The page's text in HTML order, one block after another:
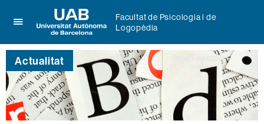
per
desplegar
el
menú
de
Facultat
de
Universitat
Autònoma
de
Barcelona
Facultat de Psicologia i de
Logopèdia
Actualitat